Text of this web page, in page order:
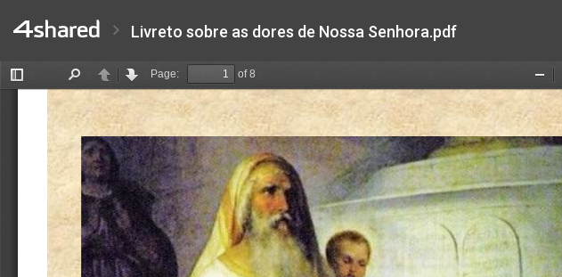
Livreto sobre as dores de Nossa Senhora.pdf